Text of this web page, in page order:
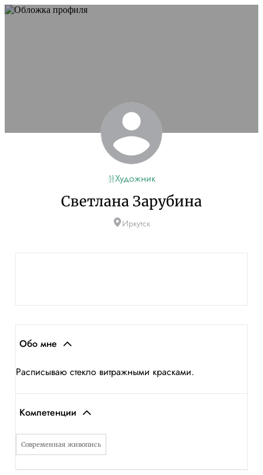
Художник
Светлана Зарубина
Иркутск
Обо мне
Расписываю стекло витражными красками.
Компетенции
Современная живопись